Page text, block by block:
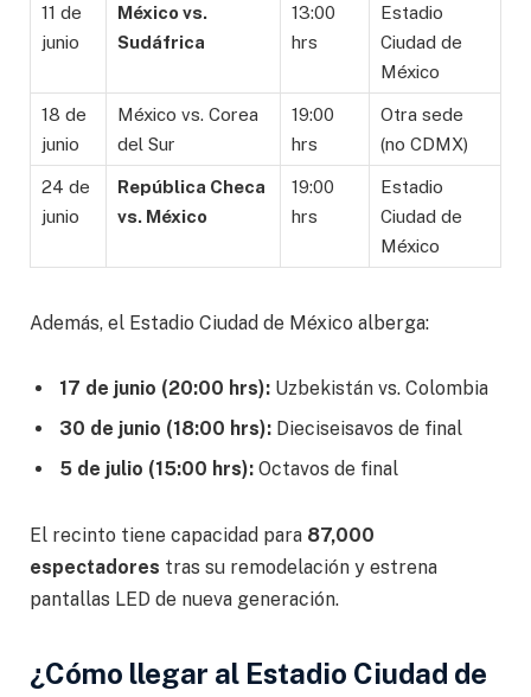
11 de
junio
México vs.
Sudáfrica
13:00
hrs
Estadio
Ciudad de
México
18 de
junio
México vs. Corea
del Sur
19:00
hrs
Otra sede
(no CDMX)
24 de
junio
República Checa
vs. México
19:00
hrs
Estadio
Ciudad de
México
Además, el Estadio Ciudad de México alberga:
17 de junio (20:00 hrs): Uzbekistán vs. Colombia
30 de junio (18:00 hrs): Dieciseisavos de final
5 de julio (15:00 hrs): Octavos de final
El recinto tiene capacidad para 87,000
espectadores tras su remodelación y estrena
pantallas LED de nueva generación.
¿Cómo llegar al Estadio Ciudad de